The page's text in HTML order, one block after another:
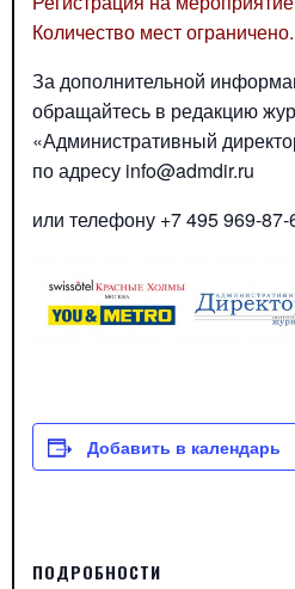
Количество мест ограничено.
За дополнительной
обращайтесь в редакцию
«Административный
по адресу info@admdir.ru
или телефону +7 495 969-87-
Добавить в календарь
ПОДРОБНОСТИ